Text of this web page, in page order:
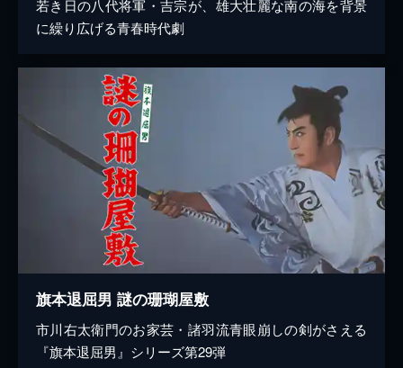
若き日の八代将軍・吉宗が、雄大壮麗な南の海を背景
に繰り広げる青春時代劇
旗本退屈男 謎の珊瑚屋敷
市川右太衛門のお家芸・諸羽流青眼崩しの剣がさえる
『旗本退屈男』シリーズ第29弾